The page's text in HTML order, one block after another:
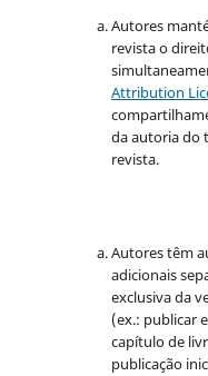
Autores
revista o
Attribution
da autoria do
revista.
Autores têm
adicionais
exclusiva da
(ex.: publicar
capítulo de
publicação